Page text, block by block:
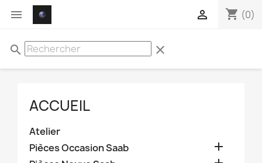
 shopping_cart (0)

search clear
ACCUEIL
Atelier
Pièces Occasion Saab
